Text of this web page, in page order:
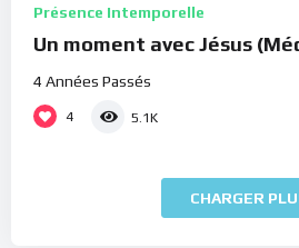
Présence Intemporelle
Un moment avec Jésus
4 Années Passés
4 5.1K
CHARGER